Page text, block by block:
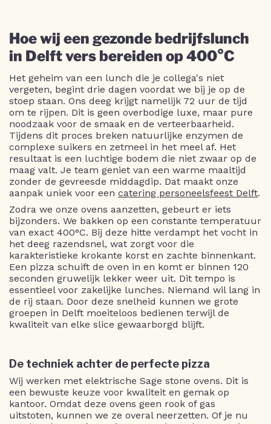
Hoe wij een gezonde bedrijfslunch
in Delft vers bereiden op 400°C
Het geheim van een lunch die je collega's niet
vergeten, begint drie dagen voordat we bij je op de
stoep staan. Ons deeg krijgt namelijk 72 uur de tijd
om te rijpen. Dit is geen overbodige luxe, maar pure
noodzaak voor de smaak en de verteerbaarheid.
Tijdens dit proces breken natuurlijke enzymen de
complexe suikers en zetmeel in het meel af. Het
resultaat is een luchtige bodem die niet zwaar op de
maag valt. Je team geniet van een warme maaltijd
zonder de gevreesde middagdip. Dat maakt onze
aanpak uniek voor een catering personeelsfeest Delft.
Zodra we onze ovens aanzetten, gebeurt er iets
bijzonders. We bakken op een constante temperatuur
van exact 400°C. Bij deze hitte verdampt het vocht in
het deeg razendsnel, wat zorgt voor die
karakteristieke krokante korst en zachte binnenkant.
Een pizza schuift de oven in en komt er binnen 120
seconden gruwelijk lekker weer uit. Dit tempo is
essentieel voor zakelijke lunches. Niemand wil lang in
de rij staan. Door deze snelheid kunnen we grote
groepen in Delft moeiteloos bedienen terwijl de
kwaliteit van elke slice gewaarborgd blijft.
De techniek achter de perfecte pizza
Wij werken met elektrische Sage stone ovens. Dit is
een bewuste keuze voor kwaliteit en gemak op
kantoor. Omdat deze ovens geen rook of gas
uitstoten, kunnen we ze overal neerzetten. Of je nu